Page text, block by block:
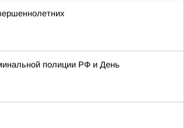
полиции РФ и День